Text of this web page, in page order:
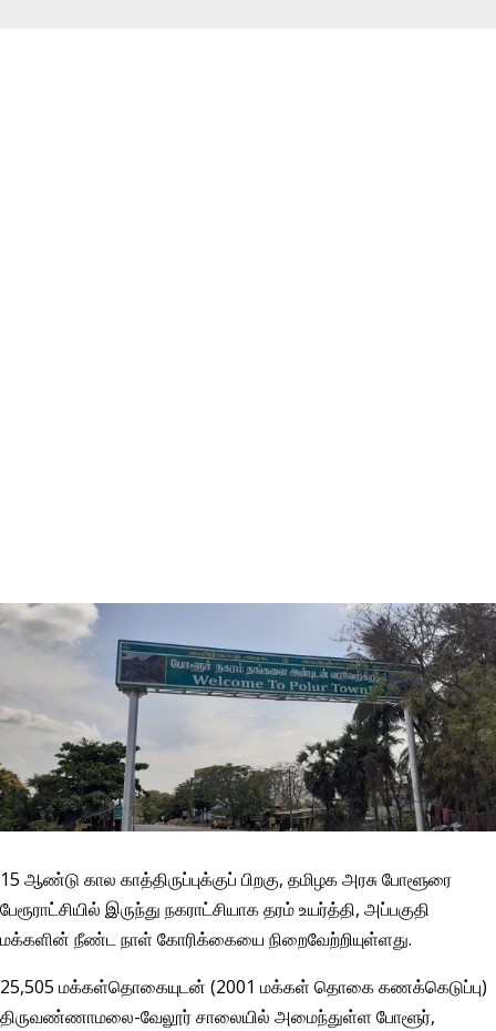
15 ஆண்டு கால காத்திருப்புக்குப் பிறகு, தமிழக அரசு போளூரை
பேரூராட்சியில் இருந்து நகராட்சியாக தரம் உயர்த்தி, அப்பகுதி
மக்களின் நீண்ட நாள் கோரிக்கையை நிறைவேற்றியுள்ளது.
25,505 மக்கள்தொகையுடன் (2001 மக்கள் தொகை கணக்கெடுப்பு)
திருவண்ணாமலை-வேலூர் சாலையில் அமைந்துள்ள போளூர்,